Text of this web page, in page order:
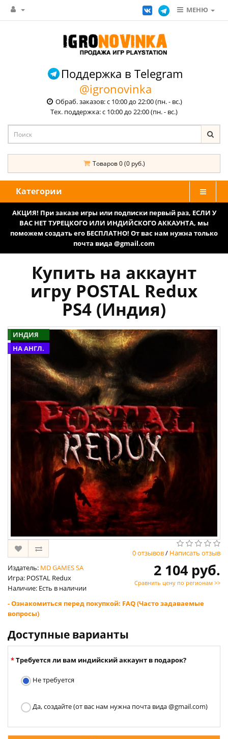
МЕНЮ
Поддержка в Telegram
@igronovinka
Обраб. заказов: с 10:00 до 22:00 (пн. - вс.)
Тех. поддержка: с 10:00 до 22:00 (пн. - вс.)
Товаров 0 (0 руб.)
Категории
АКЦИЯ! При заказе игры или подписки первый раз, ЕСЛИ У
ВАС НЕТ ТУРЕЦКОГО ИЛИ ИНДИЙСКОГО АККАУНТА, мы
поможем создать его БЕСПЛАТНО! От вас нам нужна только
почта вида @gmail.com
Купить на аккаунт
игру POSTAL Redux
PS4 (Индия)
ИНДИЯ
НА АНГЛ.
0 отзывов/ Написать отзыв
Издатель: MD GAMES SA
Игра: POSTAL Redux
Наличие: Есть в наличии
2 104 руб.
Сравнить цену по регионам >>
- Ознакомиться перед покупкой: FAQ (Часто задаваемые
вопросы)
Доступные варианты
Требуется ли вам индийский аккаунт в подарок?
Не требуется
Да, создайте (от вас нам нужна почта вида @gmail.com)